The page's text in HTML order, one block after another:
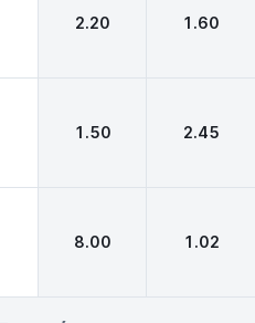
2.20 1.60
1.50 2.45
8.00 1.02